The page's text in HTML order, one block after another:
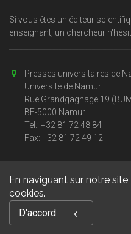
En naviguant sur notre
cookies.
D'accord
Si vous êtes un éditeur
enseignant, un chercheur
Presses universitaires de
Université de Namur
Rue Grandgagnage 19
BE-5000 Namur
Tel.: +32 81 72 48 84
Fax: +32 81 72 49 12